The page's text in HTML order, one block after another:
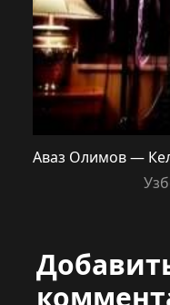
Аваз Олимов —